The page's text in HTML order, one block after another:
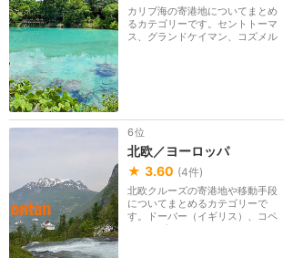
カリブ海の寄港地についてまとめ
るカテゴリーです。セントトーマ
ス、グランドケイマン、コズメル
6位
北欧／ヨーロッパ
★ 3.60 (4件)
北欧クルーズの寄港地や移動手段
についてまとめるカテゴリーで
す。ドーバー（イギリス）、コペ
ンハーゲン（デンマ...